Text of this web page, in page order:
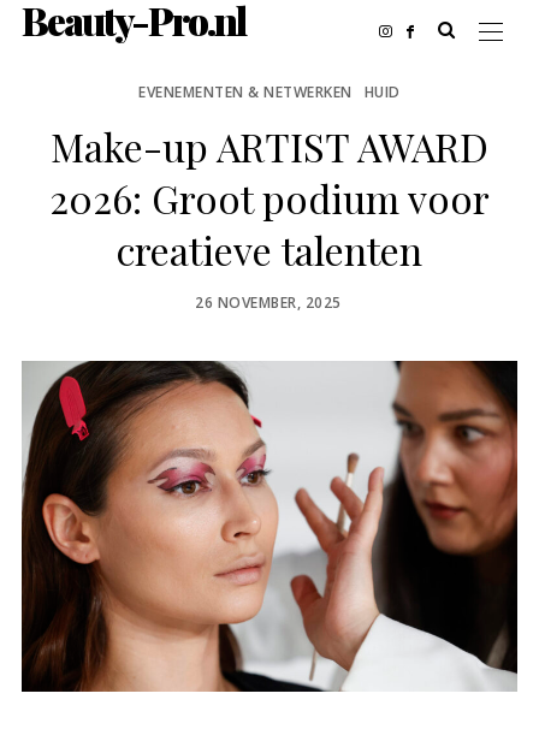
Beauty-Pro.nl
EVENEMENTEN & NETWERKEN HUID
Make-up ARTIST AWARD
2026: Groot podium voor
creatieve talenten
POSTED
26 NOVEMBER, 2025